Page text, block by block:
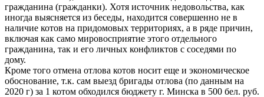
гражданина (гражданки). Хотя источник недовольства, как
иногда выясняется из беседы, находится совершенно не в
наличие котов на придомовых территориях, а в ряде причин,
включая как само мировосприятие этого отдельного
гражданина, так и его личных конфликтов с соседями по
дому.
Кроме того отмена отлова котов носит еще и экономическое
обоснование, т.к. сам выезд бригады отлова (по данным на
2020 г) за 1 котом обходился бюджету г. Минска в 500 бел. руб.